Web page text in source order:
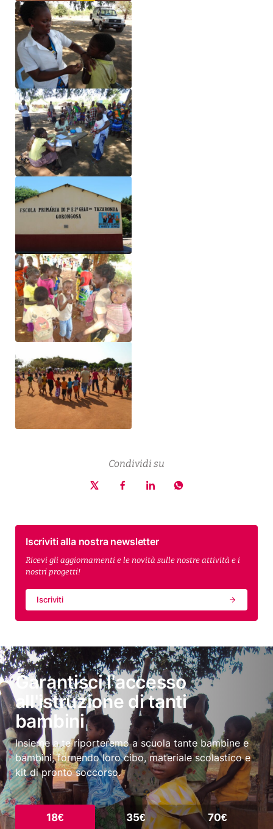
Iscriviti alla nostra newsletter
Ricevi gli aggiornamenti e le novità sulle nostre attività e i
nostri progetti!
Iscriviti
Condividi su
Garantisci l'accesso
all'istruzione di tanti
bambini
Insieme a te riporteremo a scuola tante bambine e
bambini, fornendo loro cibo, materiale scolastico e
kit di pronto soccorso.
18€ 35€ 70€